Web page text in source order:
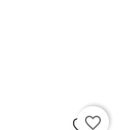
favorite_border